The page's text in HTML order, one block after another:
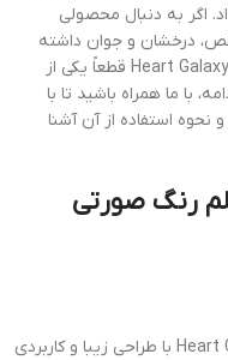
اگر به دنبال محصولی
درخشان و جوان داشته
باشید، هایلایتر پودری شیگلم رنگ صورتی Heart Galaxy قطعاً یکی از
با ما همراه باشید تا با
استفاده از آن آشنا
رنگ صورتی
هایلایتر فضایی شیگلم رنگ صورتی Heart Galaxy با طراحی زیبا و کاربردی